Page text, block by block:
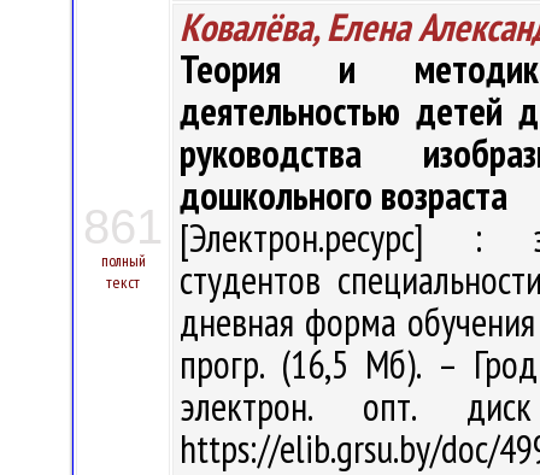
861
полный
текст
Ковалёва, Елена
Теория и
деятельностью детей
руководства
дошкольного возраста
[Электрон.ресурс] :
студентов
дневная форма
прогр. (16,5 Мб). –
электрон. опт.
https://elib.grsu.by/doc/